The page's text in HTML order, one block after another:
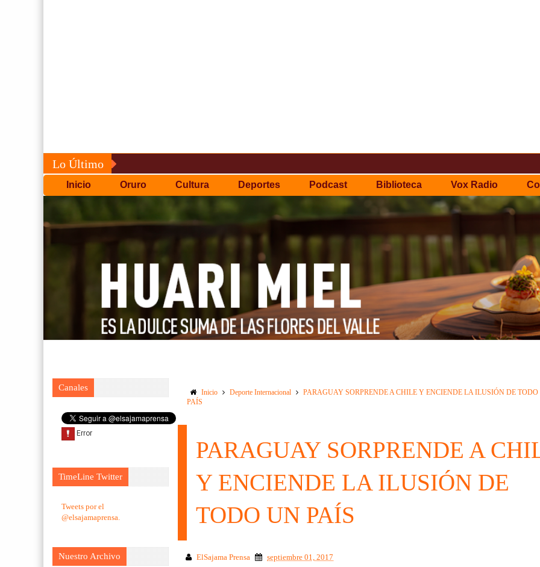
Lo Último
Inicio Oruro Cultura Deportes Podcast Biblioteca Vox Radio
Canales
TimeLine Twitter
Tweets por el
@elsajamaprensa.
Nuestro Archivo
Inicio Deporte Internacional
PARAGUAY SORPRENDE A CHILE Y ENCIENDE LA ILUSIÓN DE
PAÍS
PARAGUAY SORPRENDE A
Y ENCIENDE LA ILUSIÓN DE
TODO UN PAÍS
ElSajama Prensa septiembre 01, 2017